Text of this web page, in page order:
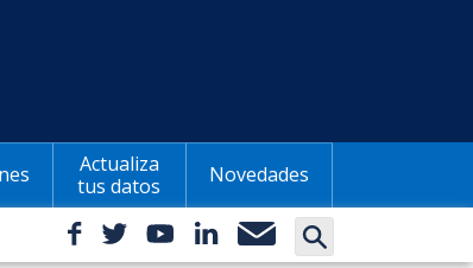
Actualiza
tus datos
Novedades